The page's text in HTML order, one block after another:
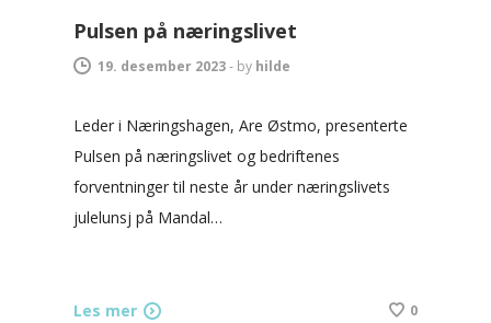
Pulsen på næringslivet
19. desember 2023- by hilde
Leder i Næringshagen, Are Østmo, presenterte
Pulsen på næringslivet og bedriftenes
forventninger til neste år under næringslivets
julelunsj på Mandal…
Les mer 0